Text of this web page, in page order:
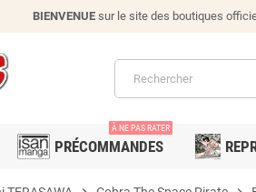
BIENVENUE sur le site des boutiques
PRÉCOMMANDES
À NE PAS RATER